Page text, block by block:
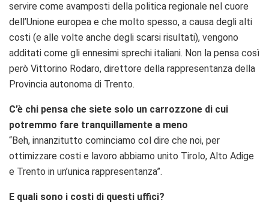
servire come avamposti della politica regionale nel cuore
dell’Unione europea e che molto spesso, a causa degli alti
costi (e alle volte anche degli scarsi risultati), vengono
additati come gli ennesimi sprechi italiani. Non la pensa così
però Vittorino Rodaro, direttore della rappresentanza della
Provincia autonoma di Trento.
C’è chi pensa che siete solo un carrozzone di cui
potremmo fare tranquillamente a meno
“Beh, innanzitutto cominciamo col dire che noi, per
ottimizzare costi e lavoro abbiamo unito Tirolo, Alto Adige
e Trento in un’unica rappresentanza”.
E quali sono i costi di questi uffici?